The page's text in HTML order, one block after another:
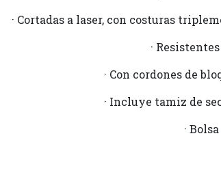
· Cortadas a laser, con costuras
·
· Con cordones de
· Incluye tamiz de
·